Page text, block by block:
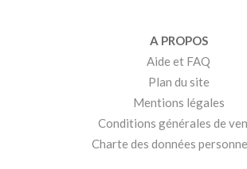
A PROPOS
Aide et FAQ
Plan du site
Mentions légales
Conditions générales de
Charte des données